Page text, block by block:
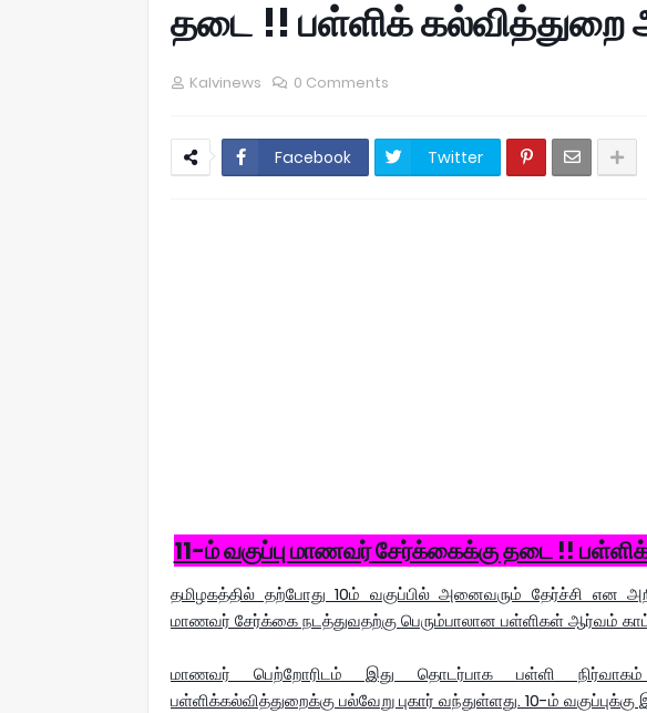
தடை !! பள்ளிக் கல்வித்துறை
Kalvinews 0 Comments
Facebook Twitter
11-ம் வகுப்பு மாணவர் சேர்க்கைக்கு தடை !! பள்ளிக்
தமிழகத்தில் தற்போது 10ம் வகுப்பில் அனைவரும் தேர்ச்சி என
மாணவர் சேர்க்கை நடத்துவதற்கு பெரும்பாலான பள்ளிகள் ஆர்வம்
மாணவர் பெற்றோரிடம் இது தொடர்பாக பள்ளி நிர்வாகம்
பள்ளிக்கல்வித்துறைக்கு பல்வேறு புகார் வந்துள்ளது. 10-ம்